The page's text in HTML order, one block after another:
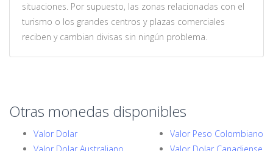
situaciones. Por supuesto, las zonas relacionadas con el
turismo o los grandes centros y plazas comerciales
reciben y cambian divisas sin ningún problema.
Otras monedas disponibles
Valor Dolar
Valor Peso Colombiano